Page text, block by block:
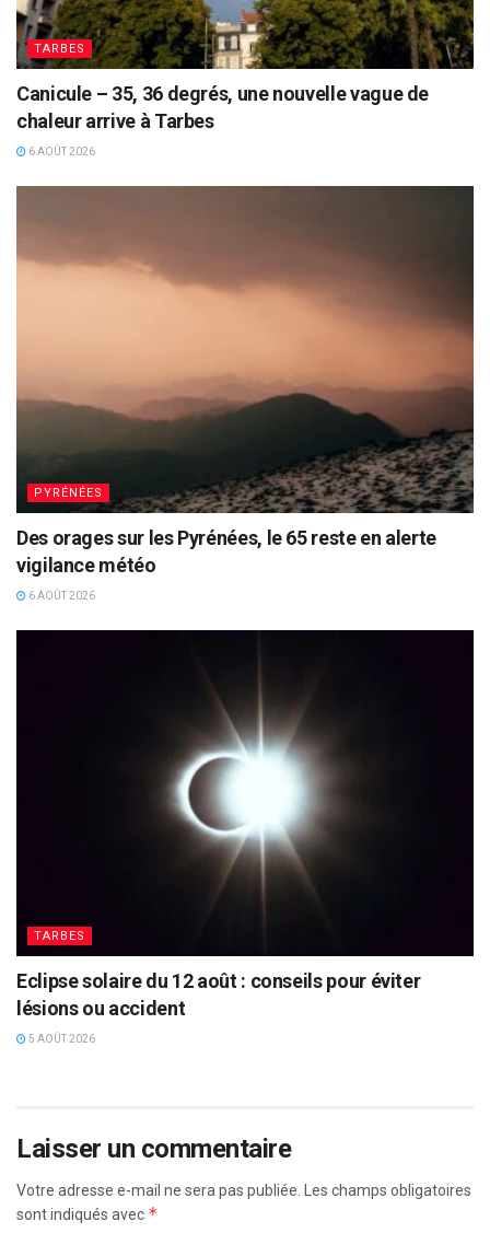
TARBES
Canicule – 35, 36 degrés, une nouvelle vague de
chaleur arrive à Tarbes
6 AOÛT 2026
PYRÉNÉES
Des orages sur les Pyrénées, le 65 reste en alerte
vigilance météo
6 AOÛT 2026
TARBES
Eclipse solaire du 12 août : conseils pour éviter
lésions ou accident
5 AOÛT 2026
Laisser un commentaire
Votre adresse e-mail ne sera pas publiée. Les champs obligatoires
sont indiqués avec *